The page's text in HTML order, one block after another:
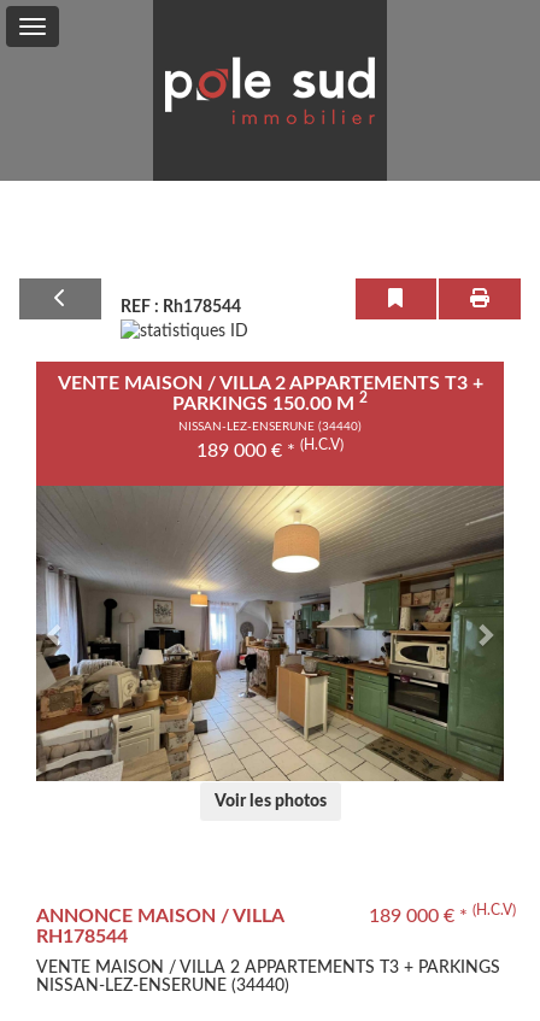
+
Contact
REF : Rh178544
VENTE MAISON / VILLA 2 APPARTEMENTS T3 +
PARKINGS 150.00 M 2
NISSAN-LEZ-ENSERUNE (34440)
189 000 € * (H.C.V)
Next
Voir les photos
ANNONCE MAISON / VILLA
RH178544
189 000 € * (H.C.V)
VENTE MAISON / VILLA 2 APPARTEMENTS T3 + PARKINGS
NISSAN-LEZ-ENSERUNE (34440)